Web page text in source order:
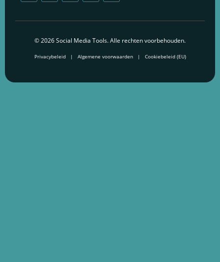
Privacybeleid Algemene voorwaarden Cookiebeleid (EU)